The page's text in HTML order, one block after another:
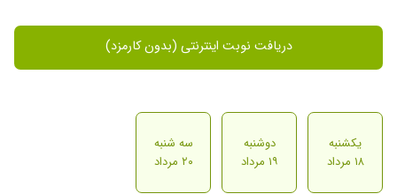
دریافت نوبت اینترنتی (بدون کارمزد)
یکشنبه
۱۸ مرداد
دوشنبه
۱۹ مرداد
سه شنبه
۲۰ مرداد